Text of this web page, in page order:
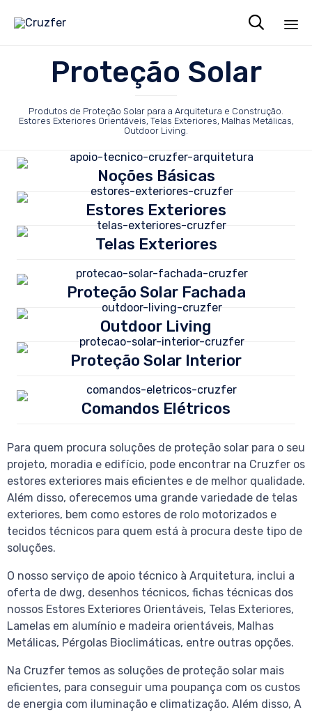

Proteção Solar
Produtos de Proteção Solar para a Arquitetura e Construção.
Estores Exteriores Orientáveis, Telas Exteriores, Malhas Metálicas,
Outdoor Living.
Noções Básicas
Estores Exteriores
Telas Exteriores
Proteção Solar Fachada
Outdoor Living
Proteção Solar Interior
Comandos Elétricos
Para quem procura soluções de proteção solar para o seu
projeto, moradia e edifício, pode encontrar na Cruzfer os
estores exteriores mais eficientes e de melhor qualidade.
Além disso, oferecemos uma grande variedade de telas
exteriores, bem como estores de rolo motorizados e
tecidos técnicos para quem está à procura deste tipo de
soluções.
O nosso serviço de apoio técnico à Arquitetura, inclui a
oferta de dwg, desenhos técnicos, fichas técnicas dos
nossos Estores Exteriores Orientáveis, Telas Exteriores,
Lamelas em alumínio e madeira orientáveis, Malhas
Metálicas, Pérgolas Bioclimáticas, entre outras opções.
Na Cruzfer temos as soluções de proteção solar mais
eficientes, para conseguir uma poupança com os custos
de energia com iluminação e climatização. Além disso, A